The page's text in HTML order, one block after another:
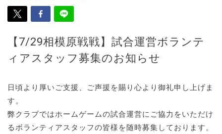
【7/29相模原戦戦】試合運営ボランテ
ィアスタッフ募集のお知らせ
日頃より厚いご支援、ご声援を賜り心より御礼申し上げま
す。
弊クラブではホームゲームの試合運営にご協力をいただけ
るボランティアスタッフの皆様を随時募集しております。